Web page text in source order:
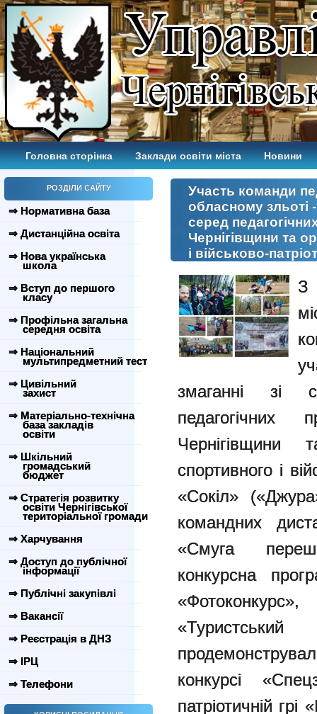
Головна сторінка Заклади освіти міста Новини
РОЗДІЛИ САЙТУ
⇒ Нормативна база
⇒ Дистанційна освіта
⇒ Нова українська
школа
⇒ Вступ до першого
класу
⇒ Профільна загальна
середня освіта
⇒ Національний
мультипредметний тест
⇒ Цивільний
захист
⇒ Матеріально-технічна
база закладів
освіти
⇒ Шкільний
громадський
бюджет
⇒ Стратегія розвитку
освіти Чернігівської
територіальної громади
⇒ Харчування
⇒ Доступ до публічної
інформації
⇒ Публічні закупівлі
⇒ Вакансії
⇒ Реєстрація в ДНЗ
⇒ ІРЦ
⇒ Телефони
Участь команди
обласному зльоті
серед
Чернігівщини та
і військово-
З
змаганні зі
педагогічних
Чернігівщини
спортивного і
«Сокіл»
командних
«Смуга
конкурсна
конкурсі
патріотичній